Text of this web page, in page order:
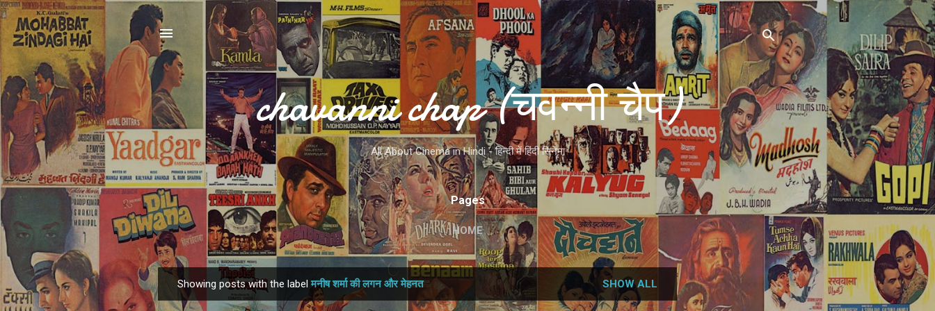
Skip to main content
chavanni chap (चवन्नी चैप)
All About Cinema in Hindi - हिन्दी में हिंदी सिनेमा
Pages
HOME
o
Showing posts with the label मनीष शर्मा की लगन और मेहनत SHOW ALL